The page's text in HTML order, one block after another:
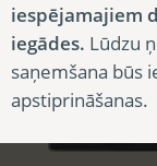
iespējamajiem
iegādes. Lūdzu
saņemšana būs
apstiprināšanas.